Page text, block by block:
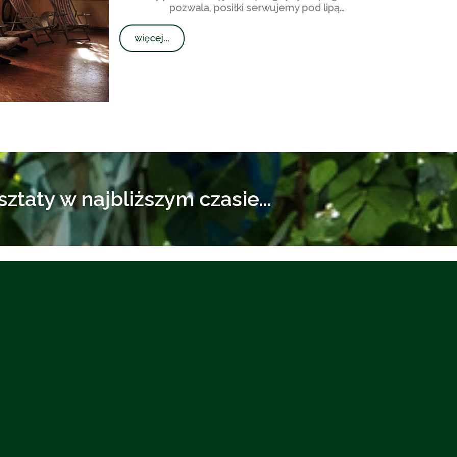
pozwala, posiłki serwujemy pod lipą…
więcej...
w najbliższym czasie...